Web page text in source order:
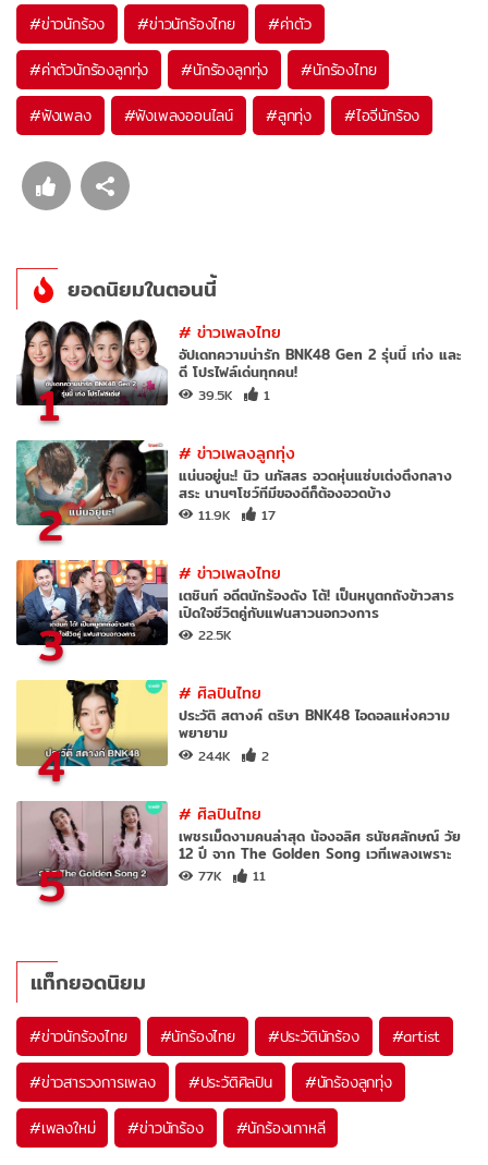
#ข่าวนักร้อง #ข่าวนักร้องไทย #ค่าตัว
#ค่าตัวนักร้องลูกทุ่ง #นักร้องลูกทุ่ง #นักร้องไทย
#ฟังเพลง #ฟังเพลงออนไลน์ #ลูกทุ่ง #ไอจีนักร้อง
ยอดนิยมในตอนนี้
1
#ข่าวเพลงไทย
อัปเดทความน่ารัก BNK48 Gen 2 รุ่นนี้ เก่ง และ
ดี โปรไฟล์เด่นทุกคน!
39.5K 1
2
#ข่าวเพลงลูกทุ่ง
แน่นอยู่นะ! นิว นภัสสร อวดหุ่นแซ่บเต่งตึงกลาง
สระ นานๆโชว์ทีมีของดีก็ต้องอวดบ้าง
11.9K 17
3
#ข่าวเพลงไทย
เตชินท์ อดีตนักร้องดัง โต้! เป็นหนูตกถังข้าวสาร
เปิดใจชีวิตคู่กับแฟนสาวนอกวงการ
22.5K
4
#ศิลปินไทย
ประวัติ สตางค์ ตริษา BNK48 ไอดอลแห่งความ
พยายาม
24.4K 2
5
#ศิลปินไทย
เพชรเม็ดงามคนล่าสุด น้องอลิศ ธนัชศลักษณ์ วัย
12 ปี จาก The Golden Song เวทีเพลงเพราะ
77K 11
แท็กยอดนิยม
#ข่าวนักร้องไทย #นักร้องไทย #ประวัตินักร้อง #artist
#ข่าวสารวงการเพลง #ประวัติศิลปิน #นักร้องลูกทุ่ง
#เพลงใหม่ #ข่าวนักร้อง #นักร้องเกาหลี